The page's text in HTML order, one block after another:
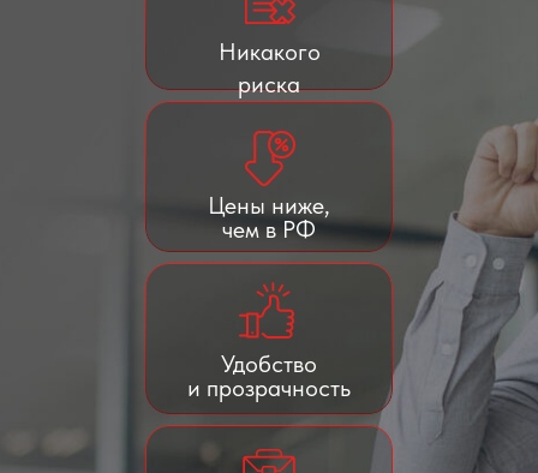
Никакого
риска
Цены ниже,
чем в РФ
Удобство
и прозрачность